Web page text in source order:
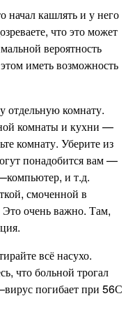
начал кашлять и у него
что это может
вероятность
иметь возможность
отдельную комнату.
комнаты и кухни —
комнату. Уберите из
понадобится вам —
и т.д.
смоченной в
Это очень важно. Там,
всё насухо.
что больной трогал
погибает при 56С